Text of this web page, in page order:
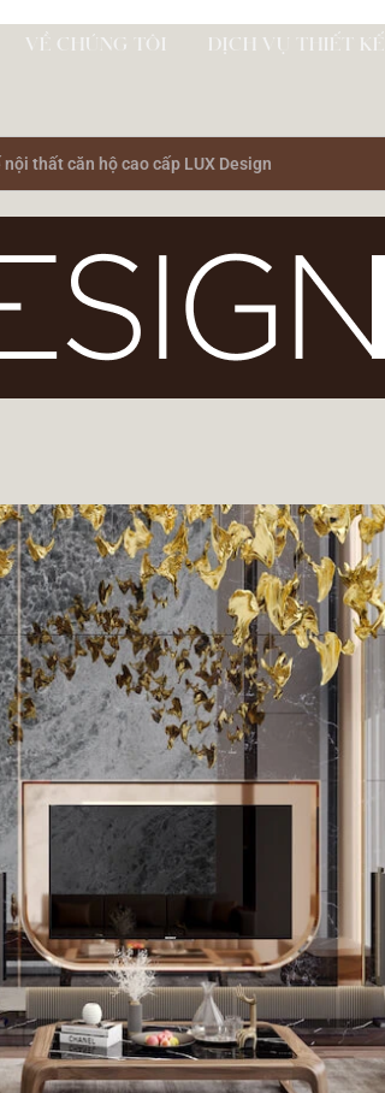
VỀ CHÚNG TÔI DỊCH VỤ THIẾT KẾ
thất căn hộ cao cấp LUX Design